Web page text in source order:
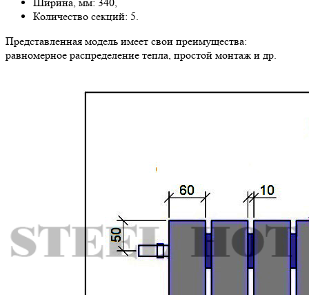
Количество секций: 5.
Представленная модель имеет свои преимущества:
равномерное распределение тепла, простой монтаж и др.